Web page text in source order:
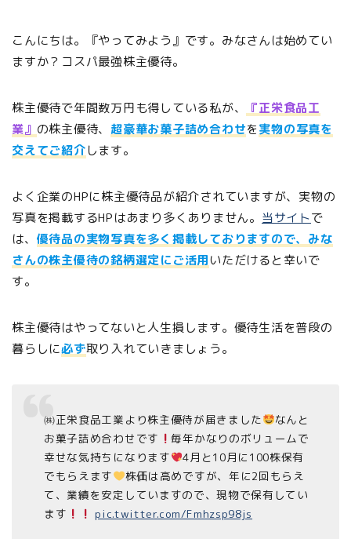
こんにちは。『やってみよう』です。みなさんは始めてい
ますか？コスパ最強株主優待。
株主優待で年間数万円も得している私が、
『正栄食品工
業』 の株主優待、 超豪華お菓子詰め合わせを実物の写真を
交えてご紹介します。
よく企業のHPに株主優待品が紹介されていますが、実物の
写真を掲載するHPはあまり多くありません。 当サイトで
は、 優待品の実物写真を多く掲載しておりますので、みな
さんの株主優待の銘柄選定にご活用いただけると幸いで
す。
株主優待はやってないと人生損します。優待生活を普段の
暮らしに必ず取り入れていきましょう。
㈱正栄食品工業より株主優待が届きました
なんと
お菓子詰め合わせです
毎年かなりのボリュームで
幸せな気持ちになります
4月と10月に100株保有
でもらえます
株価は高めですが、年に2回もらえ
て、業績を安定していますので、現物で保有してい
ます
pic.twitter.com/Fmhzsp98js